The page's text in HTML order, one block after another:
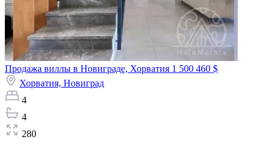
Продажа виллы в Новиграде, Хорватия 1 500 460 $
Хорватия, Новиград
4
4
280